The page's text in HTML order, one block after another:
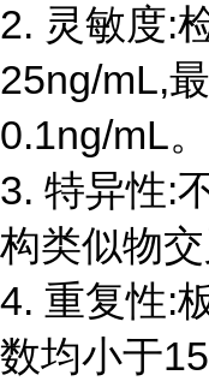
2. 灵敏度:
25ng/mL,
0.1ng/mL。
3. 特异性:
构类似物交
4. 重复性:
数均小于